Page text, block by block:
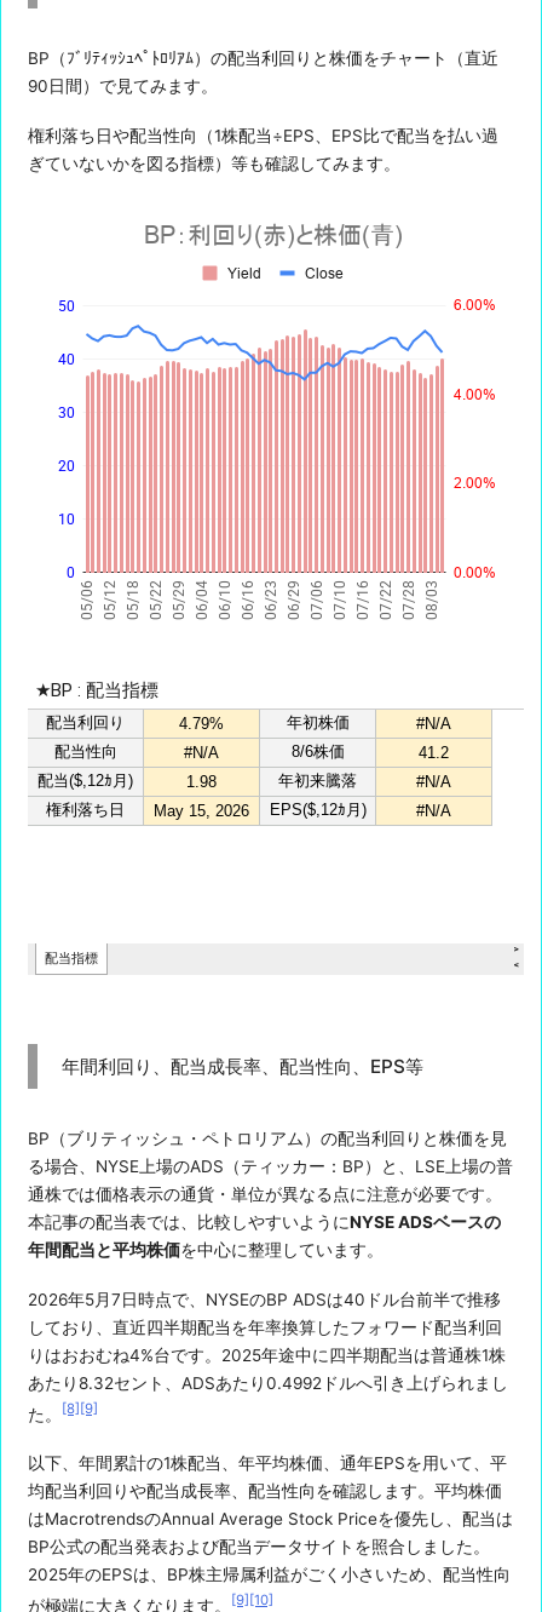
BP（ﾌﾞﾘﾃｨｯｼｭﾍﾟﾄﾛﾘｱﾑ）の配当利回りと株価をチャート（直近
90日間）で見てみます。
権利落ち日や配当性向（1株配当÷EPS、EPS比で配当を払い過
ぎていないかを図る指標）等も確認してみます。
年間利回り、配当成長率、配当性向、EPS等
BP（ブリティッシュ・ペトロリアム）の配当利回りと株価を見
る場合、NYSE上場のADS（ティッカー：BP）と、LSE上場の普
通株では価格表示の通貨・単位が異なる点に注意が必要です。
本記事の配当表では、比較しやすいようにNYSE ADSベースの
年間配当と平均株価を中心に整理しています。
2026年5月7日時点で、NYSEのBP ADSは40ドル台前半で推移
しており、直近四半期配当を年率換算したフォワード配当利回
りはおおむね4%台です。2025年途中に四半期配当は普通株1株
あたり8.32セント、ADSあたり0.4992ドルへ引き上げられまし
た。
[8][9]
以下、年間累計の1株配当、年平均株価、通年EPSを用いて、平
均配当利回りや配当成長率、配当性向を確認します。平均株価
はMacrotrendsのAnnual Average Stock Priceを優先し、配当は
BP公式の配当発表および配当データサイトを照合しました。
2025年のEPSは、BP株主帰属利益がごく小さいため、配当性向
が極端に大きくなります。
[9] [10]